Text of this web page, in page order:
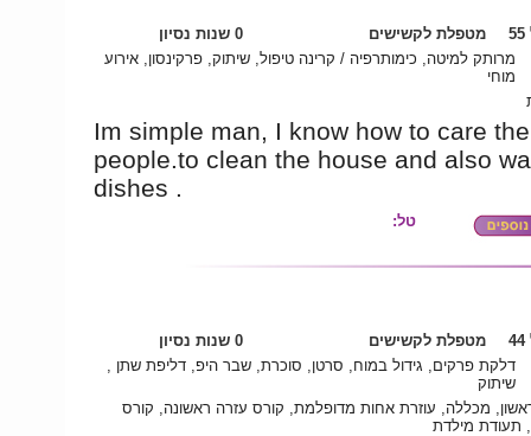
מטפלת לקשישים
0 שנות נסיון
מרותק למיטה, כימותרפיה / קרינה טיפול, שיתוק, פרקינסון, אירוע
מוחי
Im simple man, I know how to care
people.to clean the house and also
dishes .
טל:
מטפלת לקשישים
0 שנות נסיון
דלקת פרקים, גידול במוח, סרטן, סוכרת, שבר היפ, דליפת שתן ,
שיתוק
מכללה, עוזרת אחות מדופלמת, קורס עזרה ראשונה, קורס
, תעודת מילדת